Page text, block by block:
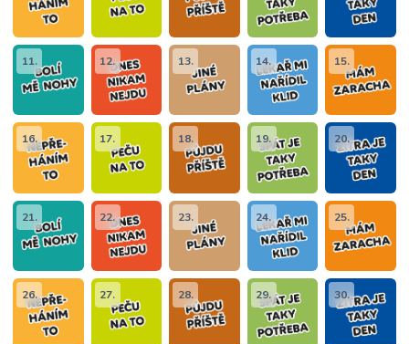
11. 12. 13. 14. 15.
16. 17. 18. 19. 20.
21. 22. 23. 24. 25.
26. 27. 28. 29. 30.